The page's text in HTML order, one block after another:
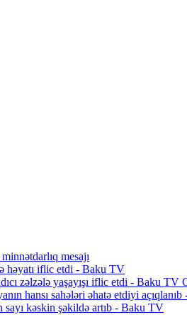
mesajı
həyatı iflic etdi - Baku TV
zəlzələ yaşayışı iflic etdi - Baku
hansı sahələri əhatə etdiyi
sayı kəskin şəkildə artıb - Baku TV